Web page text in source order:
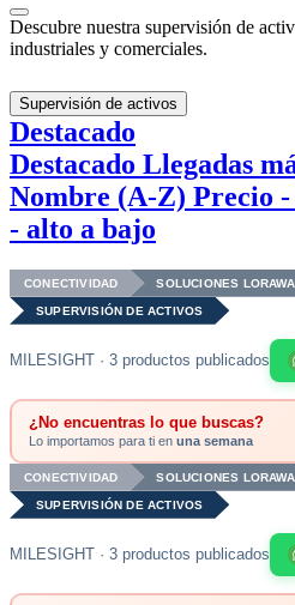
Descubre nuestra supervisión de
industriales y comerciales.
Supervisión de activos
Destacado
Destacado Llegadas
Nombre (A-Z) Precio
- alto a bajo
CONECTIVIDAD SOLUCIONES
SUPERVISIÓN DE ACTIVOS
MILESIGHT · 3 productos publicados
¿No encuentras lo que buscas?
Lo importamos para ti en una semana
CONECTIVIDAD SOLUCIONES
SUPERVISIÓN DE ACTIVOS
MILESIGHT · 3 productos publicados